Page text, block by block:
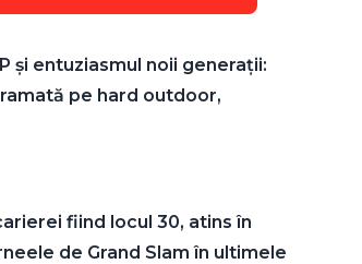
și entuziasmul noii generații:
pe hard outdoor,
fiind locul 30, atins în
de Grand Slam în ultimele